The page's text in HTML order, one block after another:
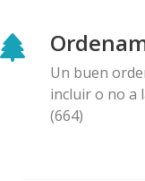
empresa
definitivamente
20.11.2025
Un buen
incluir o no a
(664)